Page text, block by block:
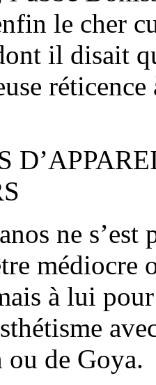
le cher
il disait
ne s’est
médiocre
à lui
ou de Goya.